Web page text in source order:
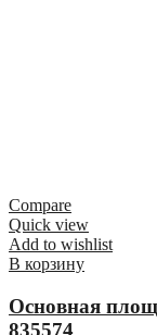
Compare
Quick view
Add to wishlist
В корзину
Основная
835574